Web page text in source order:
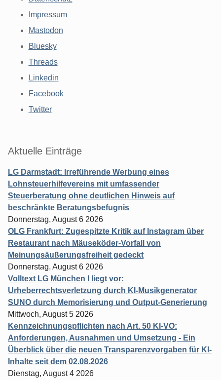
Impressum
Mastodon
Bluesky
Threads
Linkedin
Facebook
Twitter
Aktuelle Einträge
LG Darmstadt: Irreführende Werbung eines
Lohnsteuerhilfevereins mit umfassender
Steuerberatung ohne deutlichen Hinweis auf
beschränkte Beratungsbefugnis
Donnerstag, August 6 2026
OLG Frankfurt: Zugespitzte Kritik auf Instagram über
Restaurant nach Mäuseköder-Vorfall von
Meinungsäußerungsfreiheit gedeckt
Donnerstag, August 6 2026
Volltext LG München I liegt vor:
Urheberrechtsverletzung durch KI-Musikgenerator
SUNO durch Memorisierung und Output-Generierung
Mittwoch, August 5 2026
Kennzeichnungspflichten nach Art. 50 KI-VO:
Anforderungen, Ausnahmen und Umsetzung - Ein
Überblick über die neuen Transparenzvorgaben für KI-
Inhalte seit dem 02.08.2026
Dienstag, August 4 2026